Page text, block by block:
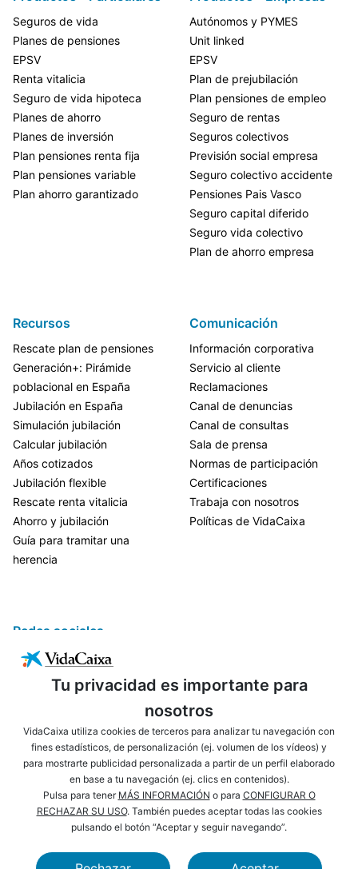
Tu privacidad es importante para
nosotros
VidaCaixa utiliza cookies de terceros para analizar tu navegación con
fines estadísticos, de personalización (ej. volumen de los vídeos) y
para mostrarte publicidad personalizada a partir de un perfil elaborado
en base a tu navegación (ej. clics en contenidos).
Pulsa para tener MÁS INFORMACIÓN o para CONFIGURAR O
RECHAZAR SU USO. También puedes aceptar todas las cookies
pulsando el botón “Aceptar y seguir navegando”.
Seguros de vida
Planes de pensiones
EPSV
Renta vitalicia
Seguro de vida hipoteca
Planes de ahorro
Planes de inversión
Plan pensiones renta fija
Plan pensiones variable
Plan ahorro garantizado
Autónomos y PYMES
Unit linked
EPSV
Plan de prejubilación
Plan pensiones de empleo
Seguro de rentas
Seguros colectivos
Previsión social empresa
Seguro colectivo accidente
Pensiones Pais Vasco
Seguro capital diferido
Seguro vida colectivo
Plan de ahorro empresa
Recursos
Rescate plan de pensiones
Generación+: Pirámide
poblacional en España
Jubilación en España
Simulación jubilación
Calcular jubilación
Años cotizados
Jubilación flexible
Rescate renta vitalicia
Ahorro y jubilación
Guía para tramitar una
herencia
Comunicación
Información corporativa
Servicio al cliente
Reclamaciones
Canal de denuncias
Canal de consultas
Sala de prensa
Normas de participación
Certificaciones
Trabaja con nosotros
Políticas de VidaCaixa
Redes sociales
ENLACES DE INTERÉS AVISO LEGAL
PRIVACIDAD POLÍTICA DE COOKIES
MAPA WEB ACCESIBILIDAD